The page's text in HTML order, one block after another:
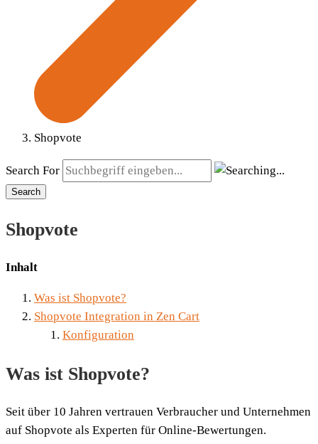
Shopvote
Search For
Search
Shopvote
Inhalt
Was ist Shopvote?
Shopvote Integration in Zen Cart
Konfiguration
Was ist Shopvote?
Seit über 10 Jahren vertrauen Verbraucher und Unternehmen
auf Shopvote als Experten für Online-Bewertungen.